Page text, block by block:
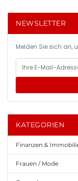
NEWSLETTER
Melden Sie sich an,
KATEGORIEN
Finanzen &
Frauen / Mode